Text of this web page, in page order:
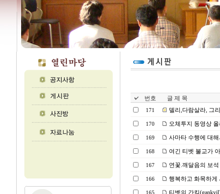
번호 글 제 목
171 델리,다람살라, 그
170 오체투지 동영상
169 사마타 수행에 대
168 여긴 티벳 불교가
167 연꽃.깨달음의 보
166 행복하고 화목하게
165 티벳의 간킬